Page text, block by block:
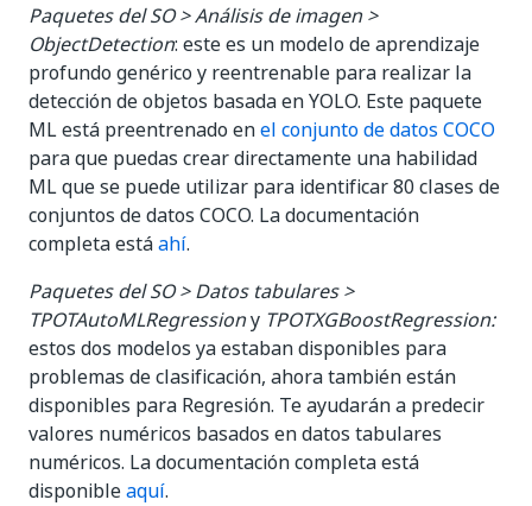
Paquetes del SO > Análisis de imagen >
ObjectDetection: este es un modelo de aprendizaje
profundo genérico y reentrenable para realizar la
detección de objetos basada en YOLO. Este paquete
ML está preentrenado enel conjunto de datos COCO
para que puedas crear directamente una habilidad
ML que se puede utilizar para identificar 80 clases de
conjuntos de datos COCO. La documentación
completa estáahí.
Paquetes del SO > Datos tabulares >
TPOTAutoMLRegressiony TPOTXGBoostRegression:
estos dos modelos ya estaban disponibles para
problemas de clasificación, ahora también están
disponibles para Regresión. Te ayudarán a predecir
valores numéricos basados en datos tabulares
numéricos. La documentación completa está
disponibleaquí.